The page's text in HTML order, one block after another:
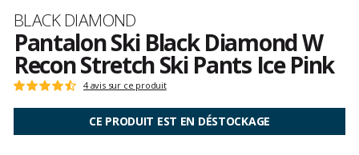
Marque
BLACK DIAMOND
Pantalon Ski Black Diamond W
Recon Stretch Ski Pants Ice Pink
Les
Note
:
sur
4 avis sur ce produit
CE PRODUIT EST EN DÉSTOCKAGE